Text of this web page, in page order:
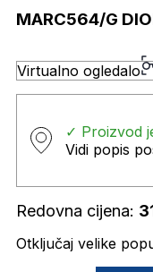
MARC564/G
Virtualno ogledalo
✓ Proizvod
Vidi popis
Redovna cijena:
Otključaj velike